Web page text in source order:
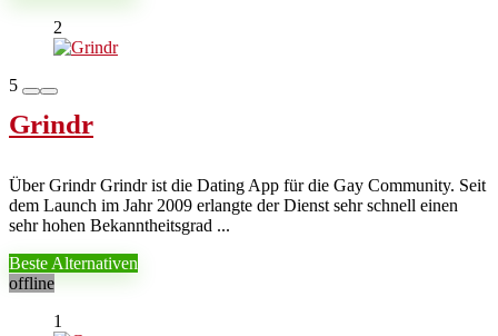
2
5
Grindr
Über Grindr Grindr ist die Dating App für die Gay Community. Seit
dem Launch im Jahr 2009 erlangte der Dienst sehr schnell einen
sehr hohen Bekanntheitsgrad ...
Beste Alternativen
offline
1